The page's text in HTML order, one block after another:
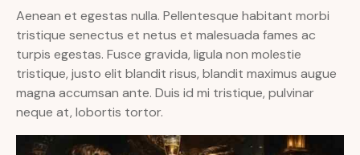
Aenean et egestas nulla. Pellentesque habitant morbi
tristique senectus et netus et malesuada fames ac
turpis egestas. Fusce gravida, ligula non molestie
tristique, justo elit blandit risus, blandit maximus augue
magna accumsan ante. Duis id mi tristique, pulvinar
neque at, lobortis tortor.